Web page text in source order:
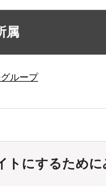
属
ループ
トにするため